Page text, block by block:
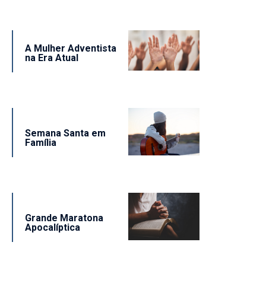
A Mulher Adventista
na Era Atual
Semana Santa em
Família
Grande Maratona
Apocalíptica